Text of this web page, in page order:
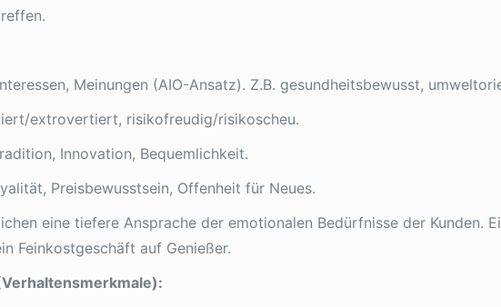
Meinungen (AIO-Ansatz). Z.B. gesundheitsbewusst,
extrovertiert, risikofreudig/risikoscheu.
Innovation, Bequemlichkeit.
Preisbewusstsein, Offenheit für Neues.
eine tiefere Ansprache der emotionalen Bedürfnisse der Kunden.
Feinkostgeschäft auf Genießer.